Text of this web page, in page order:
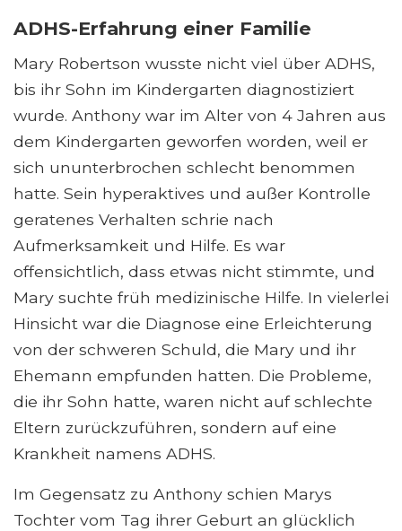
ADHS-Erfahrung einer Familie
Mary Robertson wusste nicht viel über ADHS,
bis ihr Sohn im Kindergarten diagnostiziert
wurde. Anthony war im Alter von 4 Jahren aus
dem Kindergarten geworfen worden, weil er
sich ununterbrochen schlecht benommen
hatte. Sein hyperaktives und außer Kontrolle
geratenes Verhalten schrie nach
Aufmerksamkeit und Hilfe. Es war
offensichtlich, dass etwas nicht stimmte, und
Mary suchte früh medizinische Hilfe. In vielerlei
Hinsicht war die Diagnose eine Erleichterung
von der schweren Schuld, die Mary und ihr
Ehemann empfunden hatten. Die Probleme,
die ihr Sohn hatte, waren nicht auf schlechte
Eltern zurückzuführen, sondern auf eine
Krankheit namens ADHS.
Im Gegensatz zu Anthony schien Marys
Tochter vom Tag ihrer Geburt an glücklich